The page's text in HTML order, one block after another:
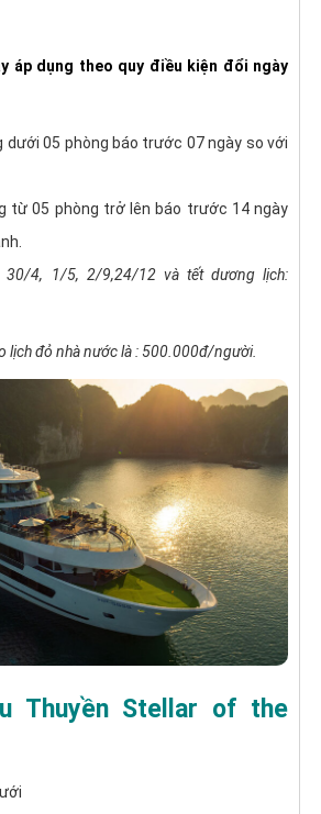
áp dụng theo quy điều kiện đổi ngày
dưới 05 phòng báo trước 07 ngày so với
từ 05 phòng trở lên báo trước 14 ngày
30/4, 1/5, 2/9,24/12 và tết dương lịch:
lịch đỏ nhà nước là : 500.000đ/người.
Thuyền Stellar of the